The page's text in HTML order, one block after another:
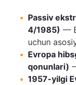
Passiv
4/1985) —
uchun
Evropa
qonunlari)
1957-yilgi